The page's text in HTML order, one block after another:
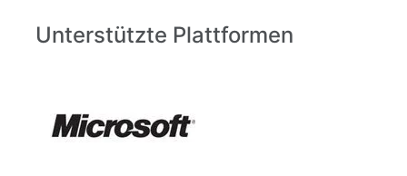
Unterstützte Plattformen